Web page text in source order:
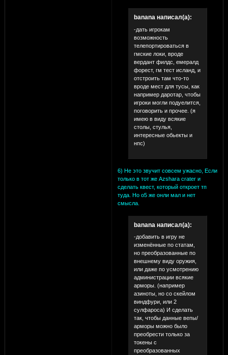
banana написал(а):
-дать игрокам
возможность
телепортироваться в
гмские локи, вроде
вердант филдс, емералд
форест, гм тест исланд, и
отстроить там что-то
вроде мест для тусы, как
например даротар, чтобы
игроки могли подуелится,
поговорить и прочее. (я
имею в виду всякие
столы, стулья,
интересные обьекты и
нпс)
6) Не это звучит совсем ужасно, Если
только в тот же Azshara crater и
сделать квест, который откроет тп
туда. Но о5 же онли мал и нет
смысла.
banana написал(а):
-добавить в игру не
изменённые по статам,
но преобразованные по
внешнему виду оружия,
или даже по усмотрению
администрации всякие
арморы. (например
азиноты, но со скейлом
виндфури, или 2
сулфароса) И сделать
так, чтобы данные вепы/
арморы можно было
преобрести только за
токены с
преобразованных